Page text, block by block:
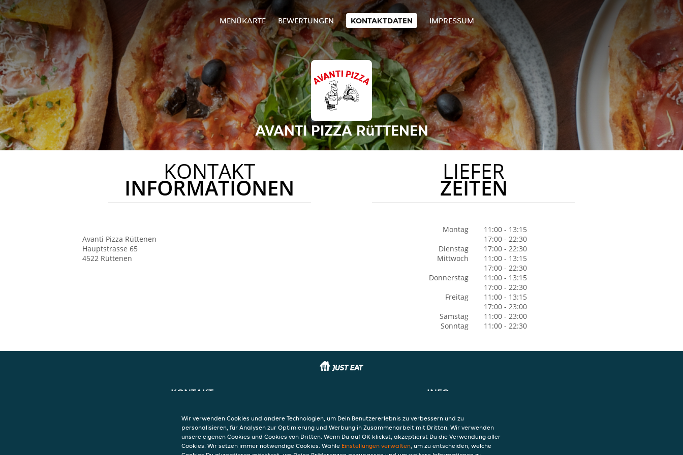
MENÜKARTE BEWERTUNGEN KONTAKTDATEN IMPRESSUM
AVANTI PIZZA RüTTENEN
KONTAKT
INFORMATIONEN
Avanti Pizza Rüttenen
Hauptstrasse 65
4522 Rüttenen
LIEFER
ZEITEN
Montag
11:00 - 13:15
17:00 - 22:30
Dienstag
17:00 - 22:30
Mittwoch
11:00 - 13:15
17:00 - 22:30
Donnerstag
11:00 - 13:15
17:00 - 22:30
Freitag
11:00 - 13:15
17:00 - 23:00
Samstag
11:00 - 23:00
Sonntag
11:00 - 22:30
KONTAKT
Hauptstrasse 65
4522 Rüttenen
INFO
Verwendung von Cookies
Impressum
Wir verwenden Cookies und andere Technologien, um Dein Benutzererlebnis zu verbessern und zu
personalisieren, für Analysen zur Optimierung und Werbung in Zusammenarbeit mit Dritten. Wir verwenden
unsere eigenen Cookies und Cookies von Dritten. Wenn Du auf OK klickst, akzeptierst Du die Verwendung aller
Cookies. Wir setzen immer notwendige Cookies. Wähle Einstellungen verwalten, um zu entscheiden, welche